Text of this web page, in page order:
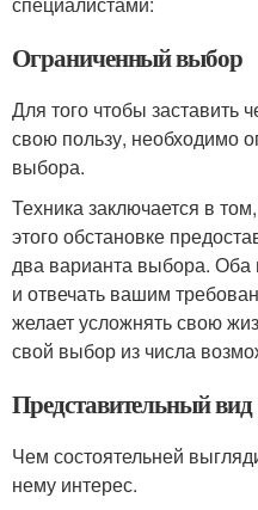
Ограниченный выбор
Для того чтобы заставить
свою пользу, необходимо
выбора.
Техника заключается в
этого обстановке
два варианта выбора.
и отвечать вашим
желает усложнять свою
свой выбор из числа
Представительный вид
Чем состоятельней
нему интерес.